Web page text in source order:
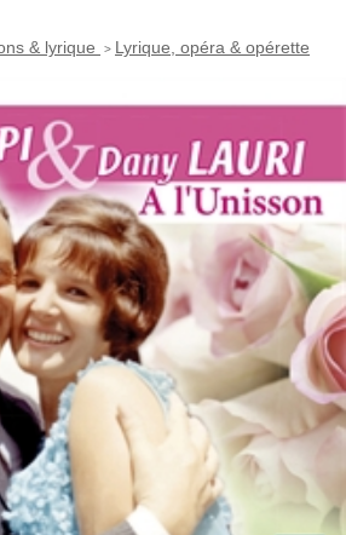
& lyrique > Lyrique, opéra & opérette